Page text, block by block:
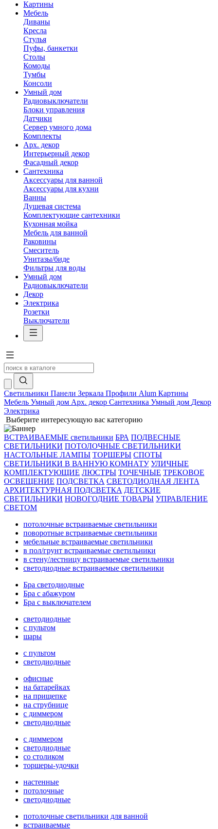
Картины
Мебель
Диваны
Кресла
Стулья
Пуфы, банкетки
Столы
Комоды
Тумбы
Консоли
Умный дом
Радиовыключатели
Блоки управления
Датчики
Сервер умного дома
Комплекты
Арх. декор
Интерьерный декор
Фасадный декор
Сантехника
Аксессуары для ванной
Аксессуары для кухни
Ванны
Душевая система
Комплектующие сантехники
Кухонная мойка
Мебель для ванной
Раковины
Смеситель
Унитазы/биде
Фильтры для воды
Умный дом
Радиовыключатели
Декор
Электрика
Розетки
Выключатели
Светильники Панели Зеркала Профили Alum Картины
Мебель Умный дом Арх. декор Сантехника Умный дом Декор
Электрика
Выберите интересующую вас категорию
ВСТРАИВАЕМЫЕ светильники БРА ПОДВЕСНЫЕ
СВЕТИЛЬНИКИ ПОТОЛОЧНЫЕ СВЕТИЛЬНИКИ
НАСТОЛЬНЫЕ ЛАМПЫ ТОРШЕРЫ СПОТЫ
СВЕТИЛЬНИКИ В ВАННУЮ КОМНАТУ УЛИЧНЫЕ
КОМПЛЕКТУЮЩИЕ ЛЮСТРЫ ТОЧЕЧНЫЕ ТРЕКОВОЕ
ОСВЕЩЕНИЕ ПОДСВЕТКА СВЕТОДИОДНАЯ ЛЕНТА
АРХИТЕКТУРНАЯ ПОДСВЕТКА ДЕТСКИЕ
СВЕТИЛЬНИКИ НОВОГОДНИЕ ТОВАРЫ УПРАВЛЕНИЕ
СВЕТОМ
потолочные встраиваемые светильники
поворотные встраиваемые светильники
мебельные встраиваемые светильники
в пол/грунт встраиваемые светильники
в стену/лестницу встраиваемые светильники
светодиодные встраиваемые светильники
Бра светодиодные
Бра с абажуром
Бра с выключателем
светодиодные
с пультом
шары
с пультом
светодиодные
офисные
на батарейках
на прищепке
на струбнице
с диммером
светодиодные
с диммером
светодиодные
со столиком
торшеры-удочки
настенные
потолочные
светодиодные
потолочные светильники для ванной
встраиваемые